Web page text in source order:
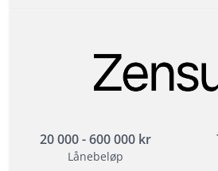
Forbrukslån opptil 600 000 kr til
Opptil 800 000 i lån til
20 000 - 600 000 kr
Lånebeløp